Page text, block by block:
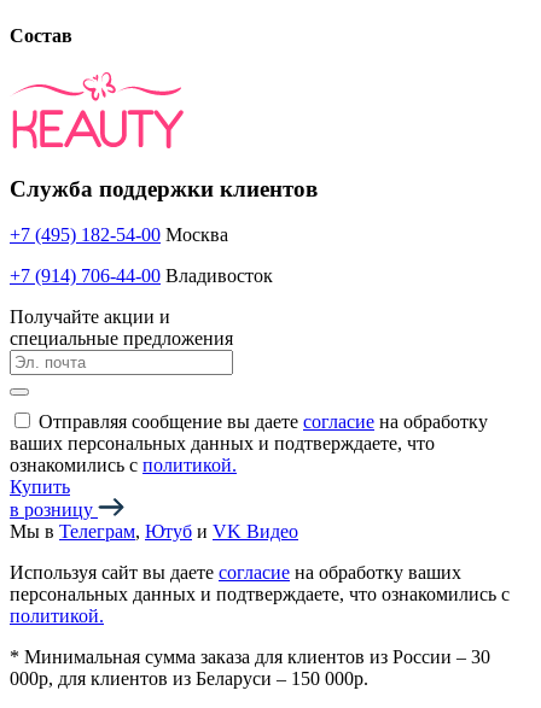
Состав
Служба поддержки клиентов
+7 (495) 182-54-00 Москва
+7 (914) 706-44-00 Владивосток
Получайте акции и
специальные предложения
Отправляя сообщение вы даете согласие на обработку
ваших персональных данных и подтверждаете, что
ознакомились с политикой.
Купить
в розницу
Мы в Телеграм, Ютуб и VK Видео
Используя сайт вы даете согласие на обработку ваших
персональных данных и подтверждаете, что ознакомились с
политикой.
* Минимальная сумма заказа для клиентов из России – 30
000р, для клиентов из Беларуси – 150 000р.